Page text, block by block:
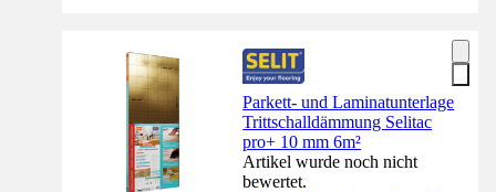
Parkett- und Laminatunterlage
Trittschalldämmung Selitac
pro+ 10 mm 6m²
Artikel wurde noch nicht
bewertet.